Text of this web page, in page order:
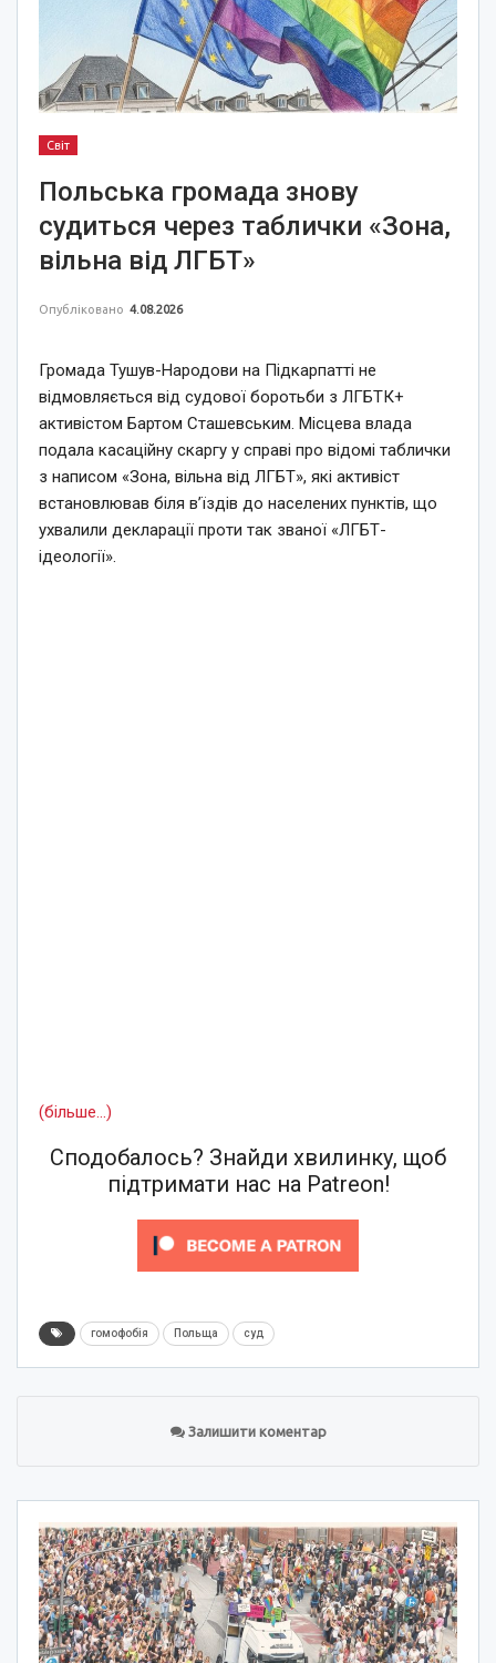
Світ
Польська громада знову
судиться через таблички «Зона,
вільна від ЛГБТ»
Опубліковано 4.08.2026
Громада Тушув-Народови на Підкарпатті не
відмовляється від судової боротьби з ЛГБТК+
активістом Бартом Сташевським. Місцева влада
подала касаційну скаргу у справі про відомі таблички
з написом «Зона, вільна від ЛГБТ», які активіст
встановлював біля в’їздів до населених пунктів, що
ухвалили декларації проти так званої «ЛГБТ-
ідеології».
(більше…)
Сподобалось? Знайди хвилинку, щоб
підтримати нас на Patreon!
гомофобія Польща суд
Залишити коментар